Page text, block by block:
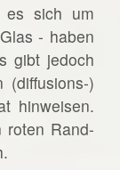
es sich um
- haben
gibt jedoch
)
hinweisen.
roten Rand-